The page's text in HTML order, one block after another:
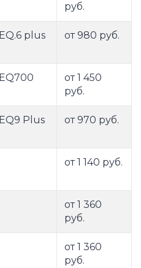
руб.
plus
от 980 руб.
от 1 450
руб.
Plus
от 970 руб.
от 1 140 руб.
от 1 360
руб.
от 1 360
руб.